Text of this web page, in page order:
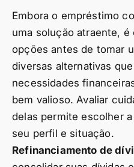
Embora o empréstimo
uma solução atraente,
opções antes de tomar
diversas alternativas
necessidades
bem valioso. Avaliar
delas permite escolher
seu perfil e situação.
Refinanciamento de